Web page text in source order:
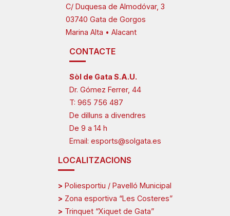
C/ Duquesa de Almodóvar, 3
03740 Gata de Gorgos
Marina Alta • Alacant
CONTACTE
Sòl de Gata S.A.U.
Dr. Gómez Ferrer, 44
T: 965 756 487
De dilluns a divendres
De 9 a 14 h
Email: esports@solgata.es
LOCALITZACIONS
> Poliesportiu / Pavelló Municipal
> Zona esportiva “Les Costeres”
> Trinquet “Xiquet de Gata”